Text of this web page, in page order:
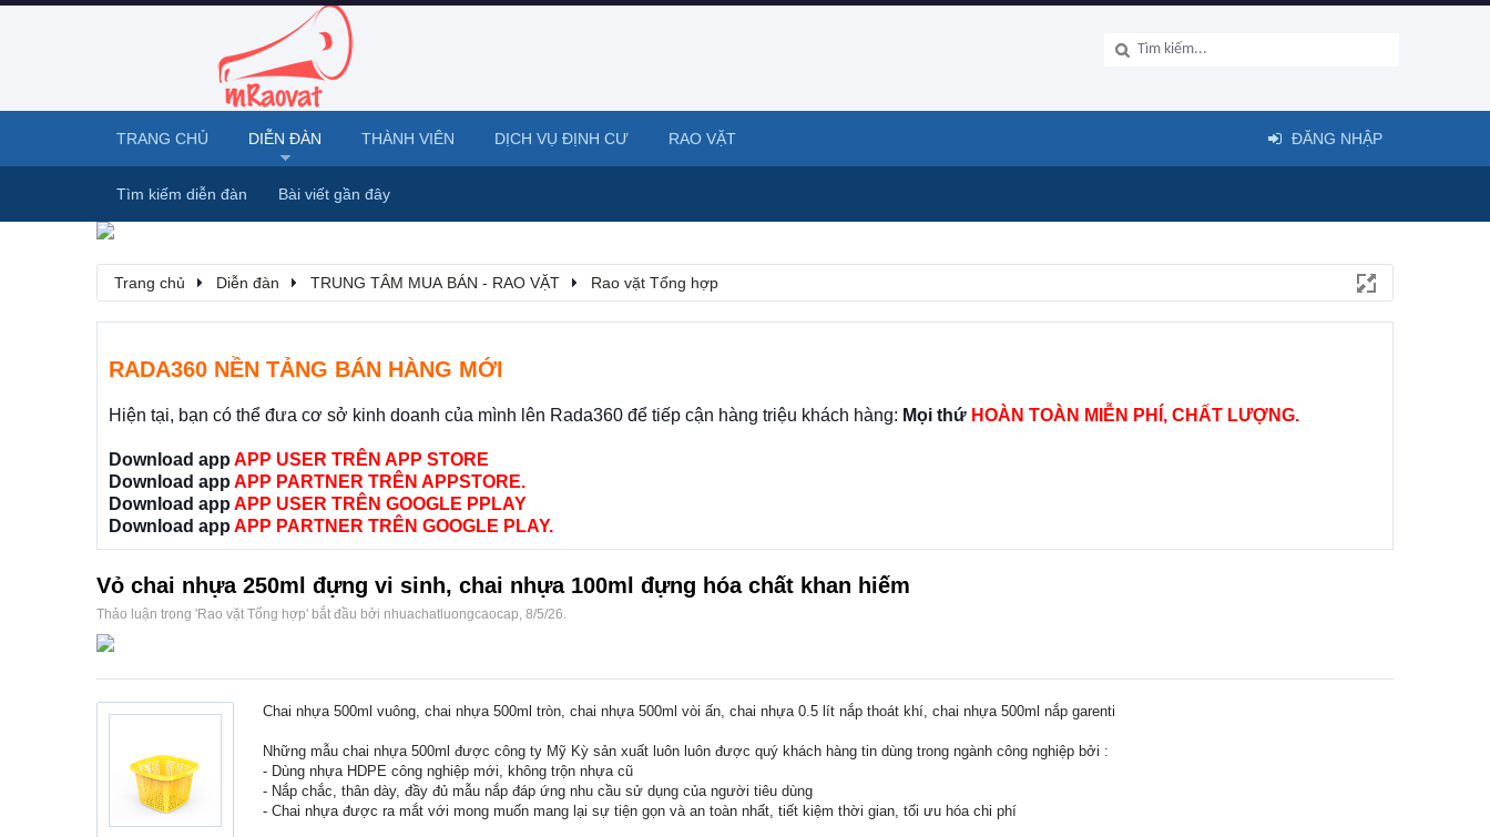
Trang chủ Diễn đàn TRUNG TÂM MUA BÁN - RAO VẶT Rao vặt Tổng hợp
RADA360 NỀN TẢNG BÁN HÀNG MỚI
Hiện tại, bạn có thể đưa cơ sở kinh doanh của mình lên Rada360 để tiếp cận hàng triệu khách hàng: Mọi thứ HOÀN TOÀN MIỄN PHÍ, CHẤT LƯỢNG.
Download app APP USER TRÊN APP STORE
Download app APP PARTNER TRÊN APPSTORE.
Download app APP USER TRÊN GOOGLE PPLAY
Download app APP PARTNER TRÊN GOOGLE PLAY.
Vỏ chai nhựa 250ml đựng vi sinh, chai nhựa 100ml đựng hóa chất khan hiếm
Thảo luận trong 'Rao vặt Tổng hợp' bắt đầu bởi nhuachatluongcaocap, 8/5/26.
Chai nhựa 500ml vuông, chai nhựa 500ml tròn, chai nhựa 500ml vòi ấn, chai nhựa 0.5 lít nắp thoát khí, chai nhựa 500ml nắp garenti
Những mẫu chai nhựa 500ml được công ty Mỹ Kỳ sản xuất luôn luôn được quý khách hàng tin dùng trong ngành công nghiệp bởi :
- Dùng nhựa HDPE công nghiệp mới, không trộn nhựa cũ
- Nắp chắc, thân dày, đầy đủ mẫu nắp đáp ứng nhu cầu sử dụng của người tiêu dùng
- Chai nhựa được ra mắt với mong muốn mang lại sự tiện gọn và an toàn nhất, tiết kiệm thời gian, tối ưu hóa chi phí
TRANG CHỦ DIỄN ĐÀN
Tìm kiếm diễn đàn Bài viết gần đây
THÀNH VIÊN DỊCH VỤ ĐỊNH CƯ RAO VẶT ĐĂNG NHẬP